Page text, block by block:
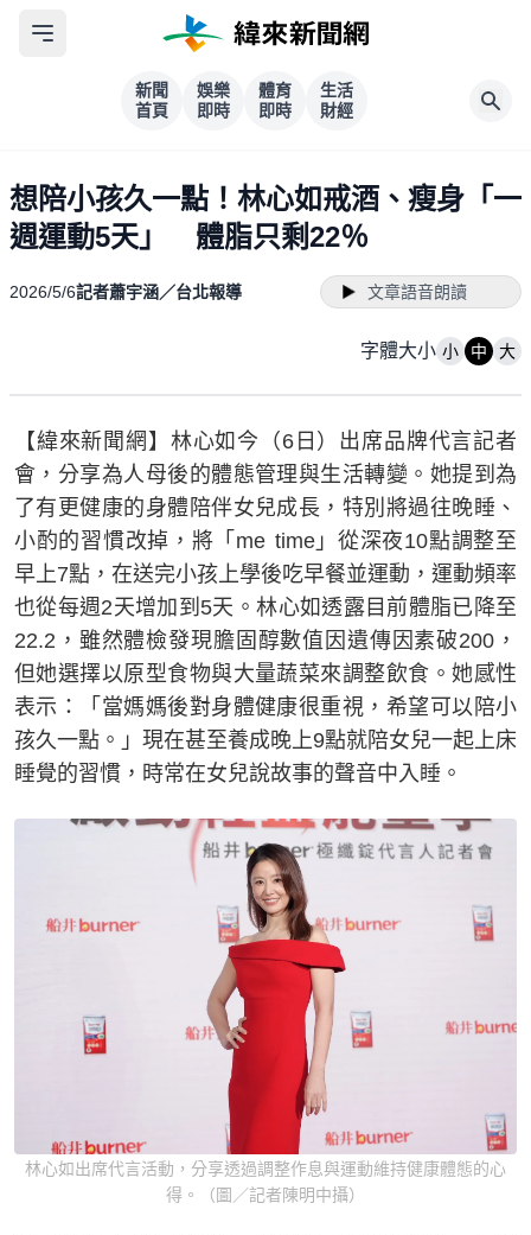
新聞
首頁
娛樂
即時
體育
即時
生活
財經
想陪小孩久一點！林心如戒酒、瘦身「一
週運動5天」 體脂只剩22％
2026/5/6記者蕭宇涵／台北報導 文章語音朗讀
字體大小 小 中 大
【緯來新聞網】林心如今（6日）出席品牌代言記者
會，分享為人母後的體態管理與生活轉變。她提到為
了有更健康的身體陪伴女兒成長，特別將過往晚睡、
小酌的習慣改掉，將「me time」從深夜10點調整至
早上7點，在送完小孩上學後吃早餐並運動，運動頻率
也從每週2天增加到5天。林心如透露目前體脂已降至
22.2，雖然體檢發現膽固醇數值因遺傳因素破200，
但她選擇以原型食物與大量蔬菜來調整飲食。她感性
表示：「當媽媽後對身體健康很重視，希望可以陪小
孩久一點。」現在甚至養成晚上9點就陪女兒一起上床
睡覺的習慣，時常在女兒說故事的聲音中入睡。
林心如出席代言活動，分享透過調整作息與運動維持健康體態的心
得。（圖／記者陳明中攝）